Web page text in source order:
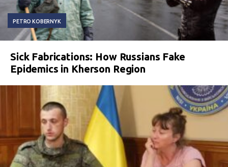
PETRO KOBERNYK
Sick Fabrications: How Russians Fake
Epidemics in Kherson Region